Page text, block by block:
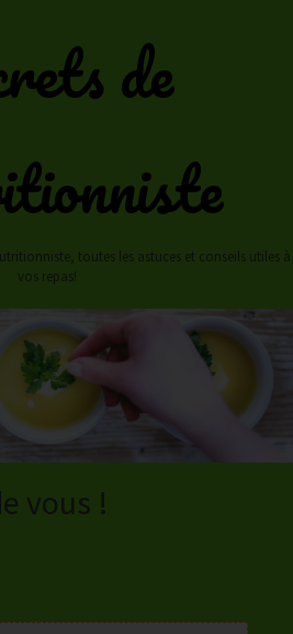
de
toutes les astuces et conseils utiles à
vos repas!
vous !